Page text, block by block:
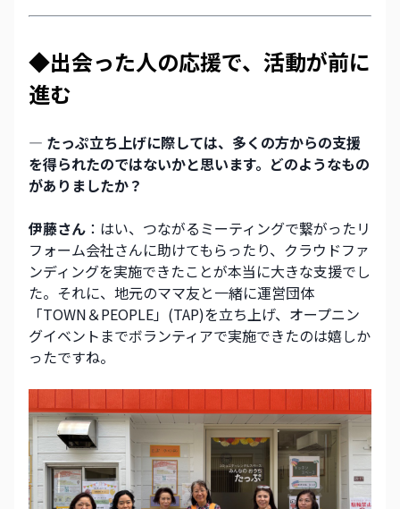
◆出会った人の応援で、活動が前に
進む
― たっぷ立ち上げに際しては、多くの方からの支援
を得られたのではないかと思います。どのようなもの
がありましたか？
伊藤さん ：はい、つながるミーティングで繋がったリ
フォーム会社さんに助けてもらったり、クラウドファ
ンディングを実施できたことが本当に大きな支援でし
た。それに、地元のママ友と一緒に運営団体
「TOWN＆PEOPLE」(TAP)を立ち上げ、オープニン
グイベントまでボランティアで実施できたのは嬉しか
ったですね。